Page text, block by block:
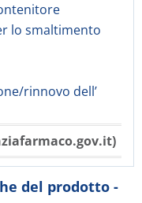
lo smaltimento
rinnovo dell’
del prodotto -